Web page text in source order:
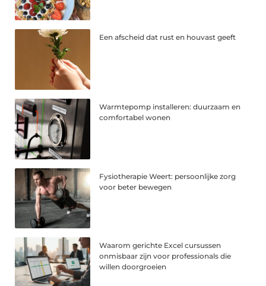
Een afscheid dat rust en houvast geeft
Warmtepomp installeren: duurzaam en
comfortabel wonen
Fysiotherapie Weert: persoonlijke zorg
voor beter bewegen
Waarom gerichte Excel cursussen
onmisbaar zijn voor professionals die
willen doorgroeien